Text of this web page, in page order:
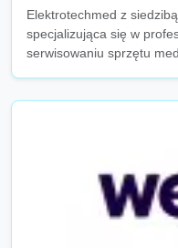
Elektrotechmed z
specjalizująca się w
serwisowaniu sprzętu